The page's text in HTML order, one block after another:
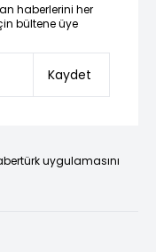
haberlerini her
bültene üye
Kaydet
uygulamasını